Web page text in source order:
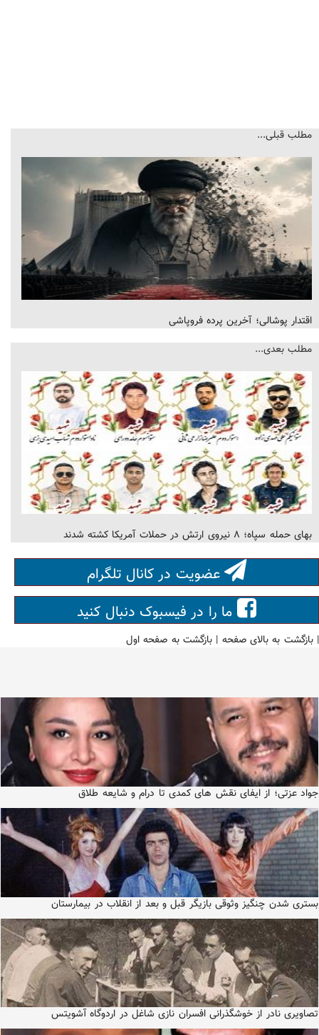
مطلب قبلی...
اقتدار پوشالی؛ آخرین پرده فروپاشی
مطلب بعدی...
بهای حمله سپاه؛ ۸ نیروی ارتش در حملات آمریکا کشته شدند
عضویت در کانال تلگرام
ما را در فیسبوک دنبال کنید
|بازگشت به بالای صفحه |بازگشت به صفحه اول
جواد عزتی؛ از ایفای نقش های کمدی تا درام و شایعه طلاق
بستری شدن چنگیز وثوقی بازیگر قبل و بعد از انقلاب در بیمارستان
تصاویری نادر از خوشگذرانی افسران نازی شاغل در اردوگاه آشویتس